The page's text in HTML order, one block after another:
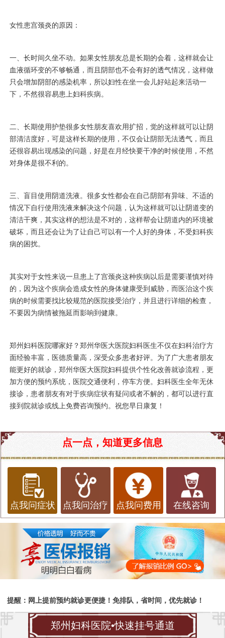
女性患宫颈炎的原因：
一、长时间久坐不动。如果女性朋友总是长期的会着，这样就会让
血液循环变的不够畅通，而且阴部也不会有好的透气情况，这样做
只会增加阴部的感染机率，所以妇性在坐一会儿好站起来活动一
下，不然很容易患上妇科疾病。
二、长期使用护垫很多女性朋友喜欢用扩招，觉的这样就可以让阴
部清洁度好，可是这样长期的使用，不仅会让阴部无法透气，而且
还很容易出现感染的问题，好是在月经快要干净的时候使用，不然
对身体是很不利的。
三、盲目使用阴道洗液。很多女性都会在自己阴部有异味、不适的
情况下自行使用洗液来解决这个问题，认为这样就可以让阴道变的
清洁干爽，其实这样的想法是不对的，这样帮会让阴道内的环境被
破坏，而且还会让为了让自己可以有一个人好的身体，不受妇科疾
病的困扰。
其实对于女性来说一旦患上了宫颈炎这种疾病以后是需要谨慎对待
的，因为这个疾病会造成女性的身体健康受到威胁，而医治这个疾
病的时候需要找比较规范的医院接受治疗，并且进行详细的检查，
不要因为病情被拖延而影响到健康。
郑州妇科医院哪家好？郑州华医大医院妇科医生不仅在妇科治疗方
面经验丰富，医德质量高，深受众多患者好评。为了广大患者朋友
能更好的就诊，郑州华医大医院妇科提供个性化改善就诊流程，更
加方便的预约系统，医院交通便利，停车方便。妇科医生全年无休
接诊，患者朋友有对于疾病症状有疑问或者不解的，都可以进行直
接到院就诊或线上免费咨询预约。祝您早日康复！
点一点，知道更多信息
点我问症状 点我问治疗 点我问费用 在线咨询
提醒：网上提前预约就诊更便捷！免排队，省时间，优先就诊！
郑州妇科医院•快速挂号通道